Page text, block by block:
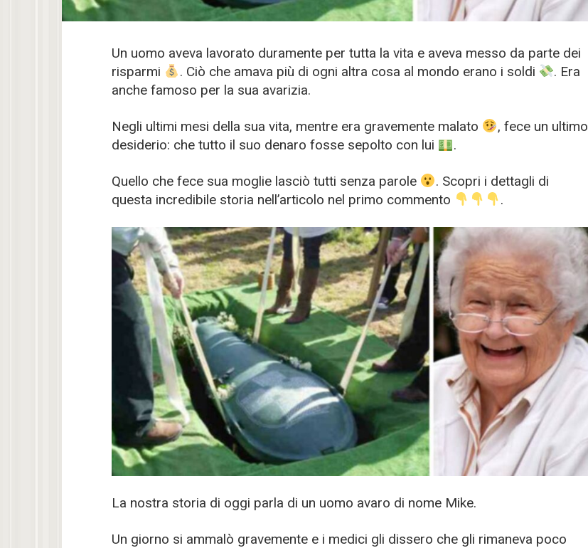
Un uomo aveva lavorato duramente per tutta la vita e aveva messo da parte dei
risparmi
. Ciò che amava più di ogni altra cosa al mondo erano i soldi
. Era
anche famoso per la sua avarizia.
Negli ultimi mesi della sua vita, mentre era gravemente malato
, fece un ultimo
desiderio: che tutto il suo denaro fosse sepolto con lui
.
Quello che fece sua moglie lasciò tutti senza parole
. Scopri i dettagli di
questa incredibile storia nell’articolo nel primo commento
.
La nostra storia di oggi parla di un uomo avaro di nome Mike.
Un giorno si ammalò gravemente e i medici gli dissero che gli rimaneva poco